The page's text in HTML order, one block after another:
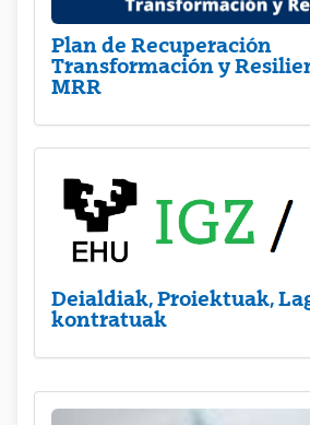
Plan de Recuperación
Transformación y
MRR
Deialdiak, Proiektuak,
kontratuak